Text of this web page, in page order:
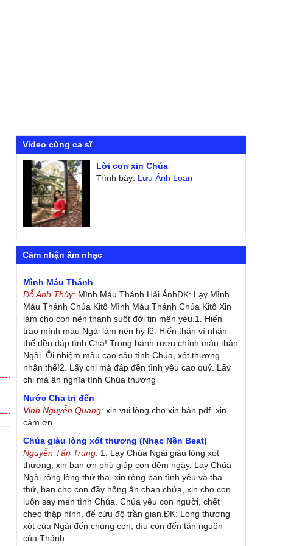
Video cùng ca sĩ
Lời con xin Chúa
Trình bày: Lưu Ánh Loan
Cảm nhận âm nhạc
Mình Máu Thánh
Dỗ Anh Thùy: Mình Máu Thánh Hải ÁnhĐK: Lạy Mình
Máu Thánh Chúa Kitô Mình Máu Thánh Chúa Kitô Xin
làm cho con nên thánh suốt đời tin mến yêu.1. Hiến
trao mình máu Ngài làm nên hy lề. Hiến thân vì nhân
thế đền đáp tình Cha! Trong bánh rượu chính máu thân
Ngài. Ôi nhiệm mầu cao sâu tình Chúa, xót thương
nhân thế!2. Lấy chi mà đáp đền tình yêu cao quý. Lấy
chi mà ân nghĩa tình Chúa thương
Nước Cha trị đến
Vinh Nguyễn Quang: xin vui lòng cho xin bản pdf. xin
cảm ơn
Chúa giàu lòng xót thương (Nhạc Nền Beat)
Nguyễn Tấn Trung: 1. Lạy Chúa Ngài giàu lòng xót
thương, xin ban ơn phù giúp con đêm ngày. Lạy Chúa
Ngài rộng lòng thứ tha, xin rộng ban tình yêu và tha
thứ, ban cho con đầy hồng ân chan chứa, xin cho con
luôn say men tình Chúa. Chúa yêu con người, chết
cheo thập hình, để cứu độ trần gian.ĐK: Lòng thương
xót của Ngài đến chúng con, dìu con đến tận nguồn
của Thánh